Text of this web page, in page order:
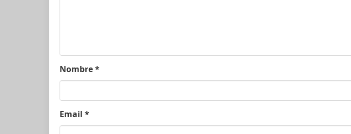
Nombre*
Email *